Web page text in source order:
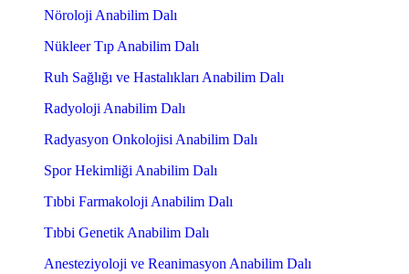
Nöroloji Anabilim Dalı
Nükleer Tıp Anabilim Dalı
Ruh Sağlığı ve Hastalıkları Anabilim Dalı
Radyoloji Anabilim Dalı
Radyasyon Onkolojisi Anabilim Dalı
Spor Hekimliği Anabilim Dalı
Tıbbi Farmakoloji Anabilim Dalı
Tıbbi Genetik Anabilim Dalı
Anesteziyoloji ve Reanimasyon Anabilim Dalı